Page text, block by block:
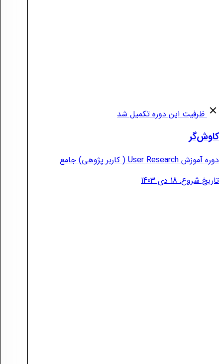
ظرفیت این دوره تکمیل شد
کاوش‌گر
دوره آموزش User Research ( کاربر پژوهی) جامع
تاریخ شروع: 18 دی 1403